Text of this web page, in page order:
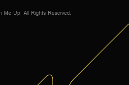
Me Up. All Rights Reserved.